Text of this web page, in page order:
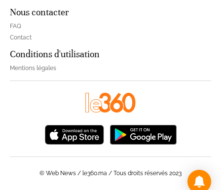
Nous contacter
FAQ
Contact
Conditions d'utilisation
Mentions légales
© Web News / le360.ma / Tous droits réservés 2023